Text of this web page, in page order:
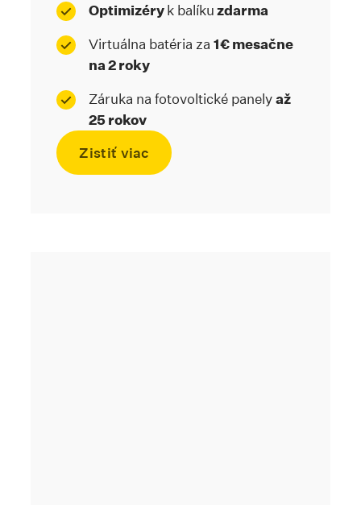
Optimizéryk balíkuzdarma
Virtuálna batéria za1€ mesačne
na 2 roky
Záruka na fotovoltické panelyaž
25 rokov
Zistiť viac